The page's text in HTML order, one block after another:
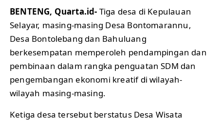
BENTENG, Quarta.id- Tiga desa di Kepulauan
Selayar, masing-masing Desa Bontomarannu,
Desa Bontolebang dan Bahuluang
berkesempatan memperoleh pendampingan dan
pembinaan dalam rangka penguatan SDM dan
pengembangan ekonomi kreatif di wilayah-
wilayah masing-masing.
Ketiga desa tersebut berstatus Desa Wisata